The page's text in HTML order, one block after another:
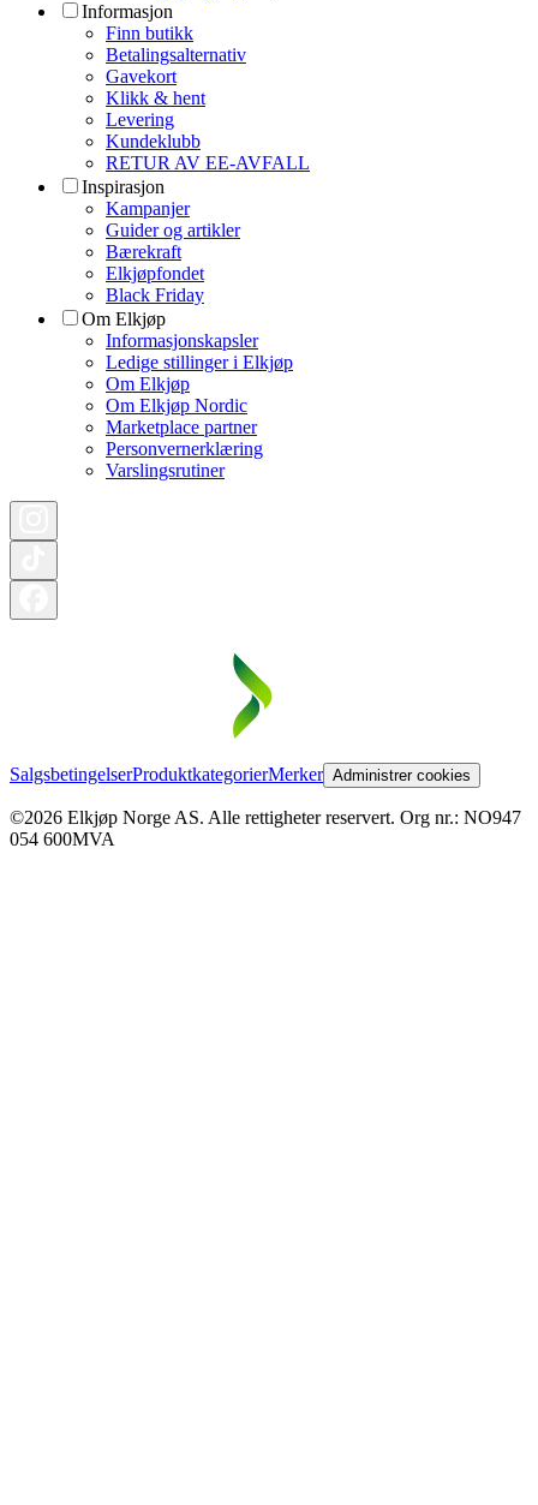
Informasjon
Finn butikk
Betalingsalternativ
Gavekort
Klikk & hent
Levering
Kundeklubb
RETUR AV EE-AVFALL
Inspirasjon
Kampanjer
Guider og artikler
Bærekraft
Elkjøpfondet
Black Friday
Om Elkjøp
Informasjonskapsler
Ledige stillinger i Elkjøp
Om Elkjøp
Om Elkjøp Nordic
Marketplace partner
Personvernerklæring
Varslingsrutiner
SalgsbetingelserProduktkategorierMerker Administrer cookies
©2026 Elkjøp Norge AS. Alle rettigheter reservert. Org nr.: NO947
054 600MVA